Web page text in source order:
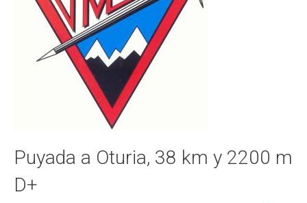
Puyada a Oturia, 38 km y 2200 m
D+